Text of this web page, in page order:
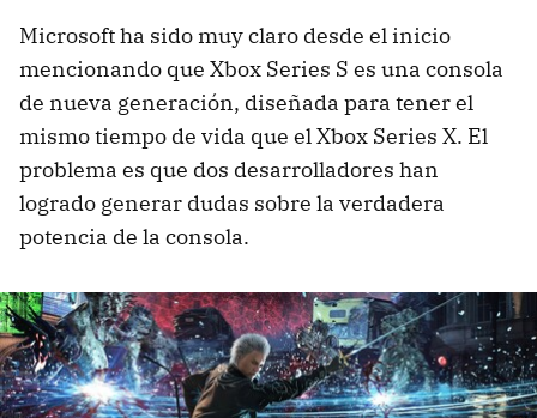
Microsoft ha sido muy claro desde el inicio
mencionando que Xbox Series S es una consola
de nueva generación, diseñada para tener el
mismo tiempo de vida que el Xbox Series X. El
problema es que dos desarrolladores han
logrado generar dudas sobre la verdadera
potencia de la consola.